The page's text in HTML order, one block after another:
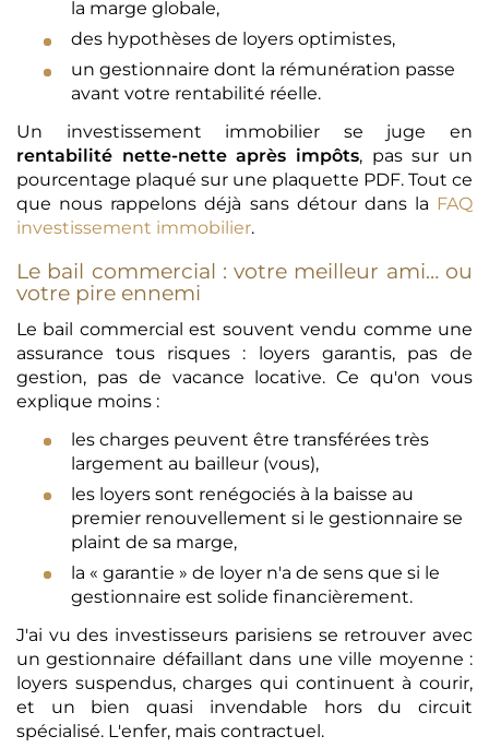
la marge globale,
des hypothèses de loyers optimistes,
un gestionnaire dont la rémunération passe
avant votre rentabilité réelle.
Un investissement immobilier se juge en
rentabilité nette-nette après impôts, pas sur un
pourcentage plaqué sur une plaquette PDF. Tout ce
que nous rappelons déjà sans détour dans la FAQ
investissement immobilier.
Le bail commercial : votre meilleur ami… ou
votre pire ennemi
Le bail commercial est souvent vendu comme une
assurance tous risques : loyers garantis, pas de
gestion, pas de vacance locative. Ce qu'on vous
explique moins :
les charges peuvent être transférées très
largement au bailleur (vous),
les loyers sont renégociés à la baisse au
premier renouvellement si le gestionnaire se
plaint de sa marge,
la « garantie » de loyer n'a de sens que si le
gestionnaire est solide financièrement.
J'ai vu des investisseurs parisiens se retrouver avec
un gestionnaire défaillant dans une ville moyenne :
loyers suspendus, charges qui continuent à courir,
et un bien quasi invendable hors du circuit
spécialisé. L'enfer, mais contractuel.